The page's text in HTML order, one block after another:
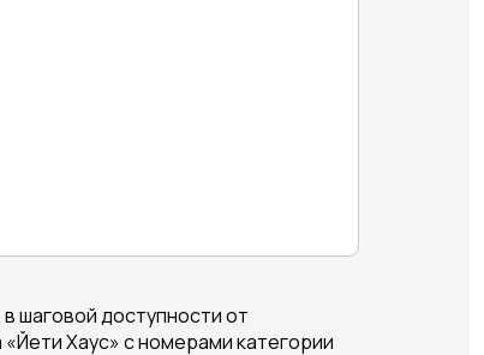
шаговой доступности от
Хаус» с номерами категории